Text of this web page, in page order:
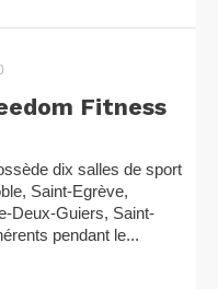
Fitness
dix salles de sport
Saint-Egrève,
Deux-Guiers, Saint-
pendant le...